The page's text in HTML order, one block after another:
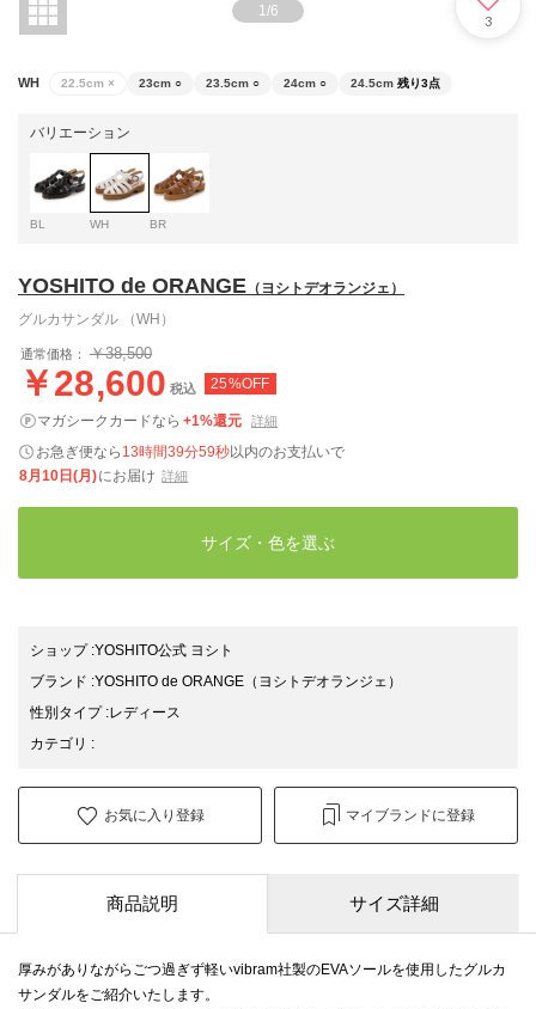
1 /6
3
WH 22.5cm × 23cm ○ 23.5cm ○ 24cm ○ 24.5cm 残り3点
バリエーション
BL WH BR
YOSHITO de ORANGE （ヨシトデオランジェ）
グルカサンダル （WH）
通常価格： ￥38,500
￥28,600 税込 25%OFF
マガシークカードなら +1%還元 詳細
お急ぎ便なら 13時間39分58秒以内のお支払いで
8月10日(月)にお届け 詳細
サイズ・色を選ぶ
ショップ:YOSHITO公式 ヨシト
ブランド :YOSHITO de ORANGE （ヨシトデオランジェ）
性別タイプ:レディース
カテゴリ :
お気に入り登録 マイブランドに登録
商品説明 サイズ詳細
厚みがありながらごつ過ぎず軽いvibram社製のEVAソールを使用したグルカ
サンダルをご紹介いたします。